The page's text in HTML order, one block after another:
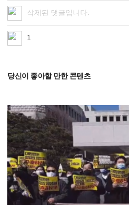
삭제된 댓글입니다.
1
당신이 좋아할 만한 콘텐츠